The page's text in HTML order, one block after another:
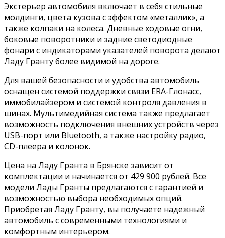
Экстерьер автомобиля включает в себя стильные
молдинги, цвета кузова с эффектом «металлик», а
также колпаки на колеса. Дневные ходовые огни,
боковые поворотники и задние светодиодные
фонари с индикаторами указателей поворота делают
Ладу Гранту более видимой на дороге.
Для вашей безопасности и удобства автомобиль
оснащен системой поддержки связи ERA-Глонасс,
иммобилайзером и системой контроля давления в
шинах. Мультимедийная система также предлагает
возможность подключения внешних устройств через
USB-порт или Bluetooth, а также настройку радио,
CD-плеера и колонок.
Цена на Ладу Гранта в Брянске зависит от
комплектации и начинается от 429 900 рублей. Все
модели Лады Гранты предлагаются с гарантией и
возможностью выбора необходимых опций.
Приобретая Ладу Гранту, вы получаете надежный
автомобиль с современными технологиями и
комфортным интерьером.